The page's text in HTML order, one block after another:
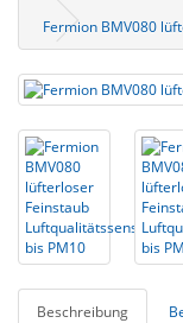
Fermion BMV080
Beschreibung